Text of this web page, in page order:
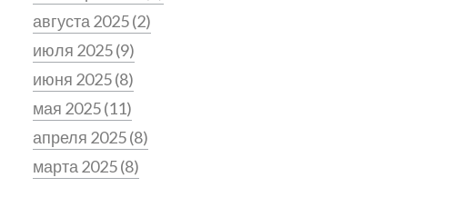
августа 2025(2)
июля 2025(9)
июня 2025(8)
мая 2025(11)
апреля 2025(8)
марта 2025(8)